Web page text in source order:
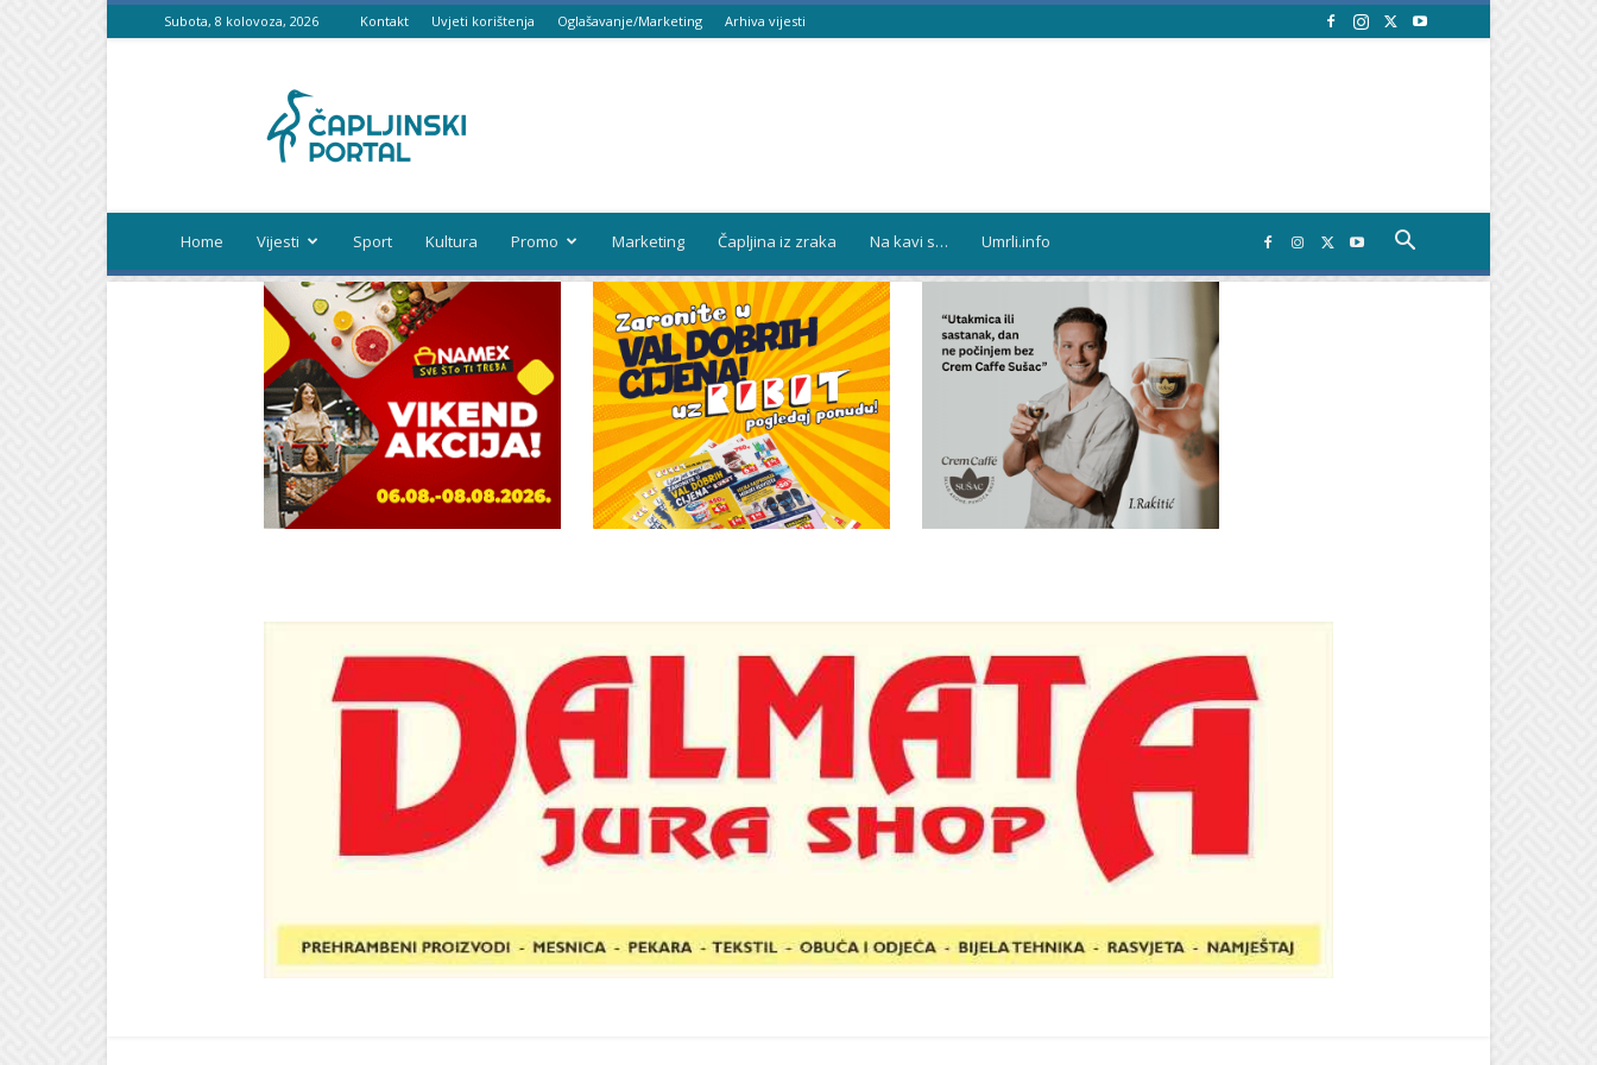
Subota, 8 kolovoza, 2026 Kontakt Uvjeti korištenja Oglašavanje/Marketing Arhiva vijesti
portal
Home Vijesti Sport Kultura Promo Marketing Čapljina iz zraka Na kavi s… Umrli.info